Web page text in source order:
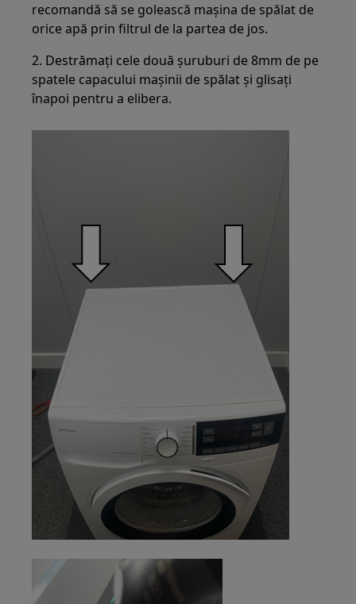
recomandă să se golească mașina de spălat de
orice apă prin filtrul de la partea de jos.
2. Destrămați cele două șuruburi de 8mm de pe
spatele capacului mașinii de spălat și glisați
înapoi pentru a elibera.